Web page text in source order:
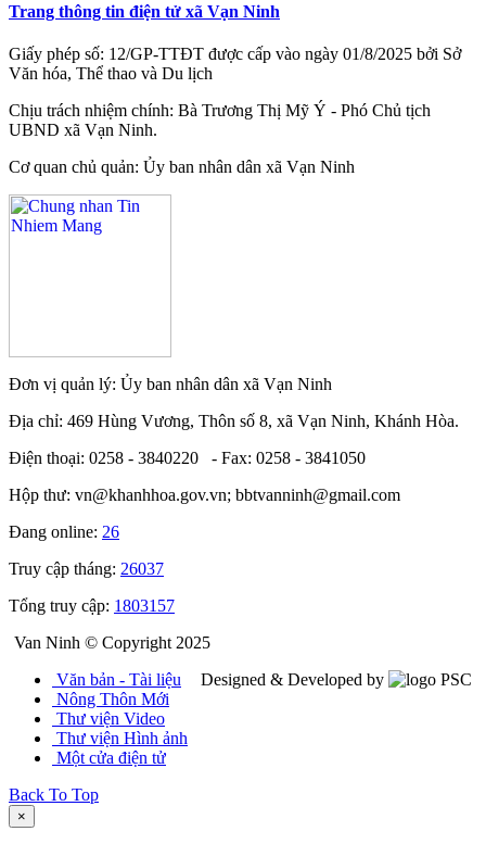
Trang thông tin điện tử xã Vạn Ninh
Giấy phép số: 12/GP-TTĐT được cấp vào ngày 01/8/2025 bởi Sở
Văn hóa, Thể thao và Du lịch
Chịu trách nhiệm chính: Bà Trương Thị Mỹ Ý - Phó Chủ tịch
UBND xã Vạn Ninh.
Cơ quan chủ quản: Ủy ban nhân dân xã Vạn Ninh
Đơn vị quản lý: Ủy ban nhân dân xã Vạn Ninh
Địa chỉ: 469 Hùng Vương, Thôn số 8, xã Vạn Ninh, Khánh Hòa.
Điện thoại: 0258 - 3840220 - Fax: 0258 - 3841050
Hộp thư: vn@khanhhoa.gov.vn; bbtvanninh@gmail.com
Đang online: 26
Truy cập tháng: 26037
Tổng truy cập: 1803157
Van Ninh © Copyright 2025
Designed & Developed by
Văn bản - Tài liệu
Nông Thôn Mới
Thư viện Video
Thư viện Hình ảnh
Một cửa điện tử
Back To Top
×